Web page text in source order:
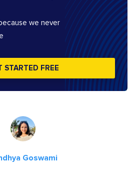
we never
STARTED FREE
Goswami